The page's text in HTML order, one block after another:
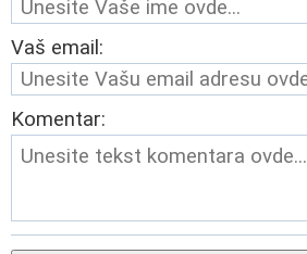
Vaš email:
Komentar: